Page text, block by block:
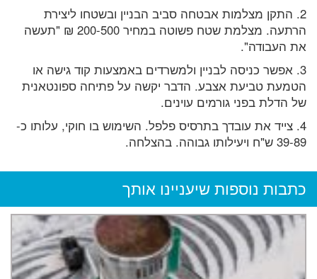
2. התקן מצלמות אבטחה סביב הבניין ובשטחו ליצירת
הרתעה. מצלמת שטח פשוטה במחיר 200-500 ₪ "תעשה
את העבודה".
3. אפשר כניסה לבניין ולמשרדים באמצעות קוד גישה או
הטמעת טביעת אצבע. הדבר יקשה על פתיחה ספונטאנית
של הדלת בפני גורמים עוינים.
4. צייד את עובדך בתרסיס פלפל. השימוש בו חוקי, עלותו כ-
39-89 ש"ח ויעילותו גבוהה. בהצלחה.
כתבות נוספות שיעניינו אותך